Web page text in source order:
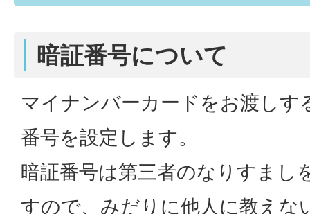
暗証番号について
マイナンバーカードをお渡しす
番号を設定します。
暗証番号は第三者のなりすまし
すので、みだりに他人に教えな